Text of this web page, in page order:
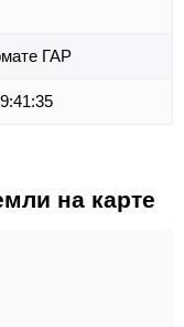
ГАР
на карте